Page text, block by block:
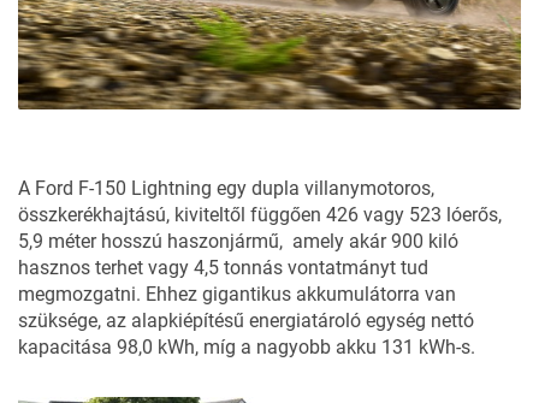
A Ford F-150 Lightning egy dupla villanymotoros,
összkerékhajtású, kiviteltől függően 426 vagy 523 lóerős,
5,9 méter hosszú haszonjármű, amely akár 900 kiló
hasznos terhet vagy 4,5 tonnás vontatmányt tud
megmozgatni. Ehhez gigantikus akkumulátorra van
szüksége, az alapkiépítésű energiatároló egység nettó
kapacitása 98,0 kWh, míg a nagyobb akku 131 kWh-s.